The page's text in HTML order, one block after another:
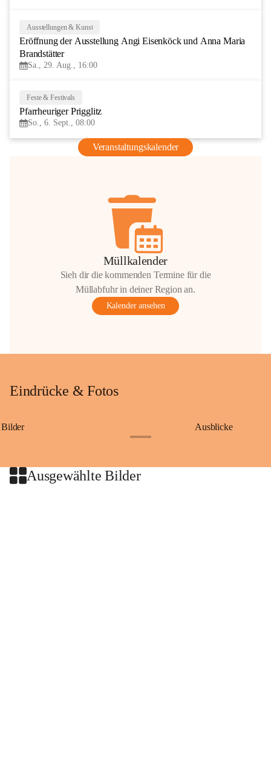
AUG
Ausstellungen & Kunst
Eröffnung der Ausstellung Angi Eisenköck und Anna Maria
Brandstätter
Sa., 29. Aug., 16:00
Feste & Festivals
Pfarrheuriger Prigglitz
So., 6. Sept., 08:00
Veranstaltungskalender
Müllkalender
Sieh dir die kommenden Termine für die
Müllabfuhr in deiner Region an.
Kalender ansehen
Eindrücke & Fotos
Bilder Ausblicke
Ausgewählte Bilder